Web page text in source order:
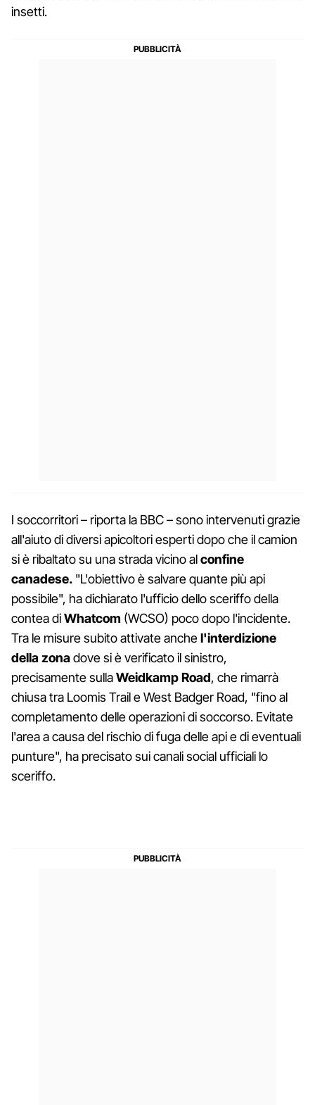
insetti.
I soccorritori – riporta la BBC – sono intervenuti grazie
all'aiuto di diversi apicoltori esperti dopo che il camion
si è ribaltato su una strada vicino alconfine
canadese. "L'obiettivo è salvare quante più api
possibile", ha dichiarato l'ufficio dello sceriffo della
contea diWhatcom (WCSO) poco dopo l'incidente.
Tra le misure subito attivate anchel'interdizione
della zonadove si è verificato il sinistro,
precisamente sullaWeidkampRoad, che rimarrà
chiusa tra Loomis Trail e West Badger Road, "fino al
completamento delle operazioni di soccorso. Evitate
l'area a causa del rischio di fuga delle api e di eventuali
punture", ha precisato sui canali social ufficiali lo
sceriffo.